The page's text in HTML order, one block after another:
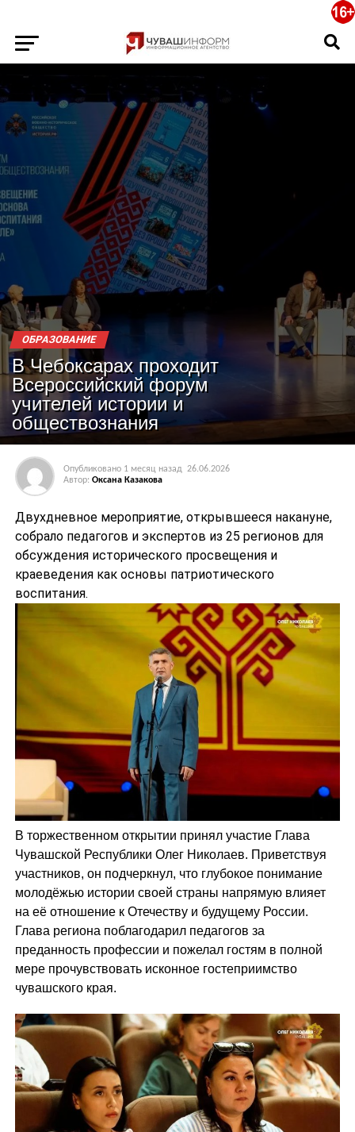
ОБРАЗОВАНИЕ
В Чебоксарах проходит
Всероссийский форум
учителей истории и
обществознания
Опубликовано 1 месяц назад 26.06.2026
Автор: Оксана Казакова
Двухдневное мероприятие, открывшееся накануне,
собрало педагогов и экспертов из 25 регионов для
обсуждения исторического просвещения и
краеведения как основы патриотического
воспитания.
В торжественном открытии принял участие Глава
Чувашской Республики Олег Николаев. Приветствуя
участников, он подчеркнул, что глубокое понимание
молодёжью истории своей страны напрямую влияет
на её отношение к Отечеству и будущему России.
Глава региона поблагодарил педагогов за
преданность профессии и пожелал гостям в полной
мере прочувствовать исконное гостеприимство
чувашского края.